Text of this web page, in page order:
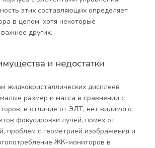
этих составляющих определяет
в целом, хотя некоторые
других.
и недостатки
жидкокристаллических дисплеев
размер и масса в сравнении с
в отличие от ЭЛТ, нет видимого
фокусировки лучей, помех от
проблем с геометрией изображения и
ЖК-мониторов в